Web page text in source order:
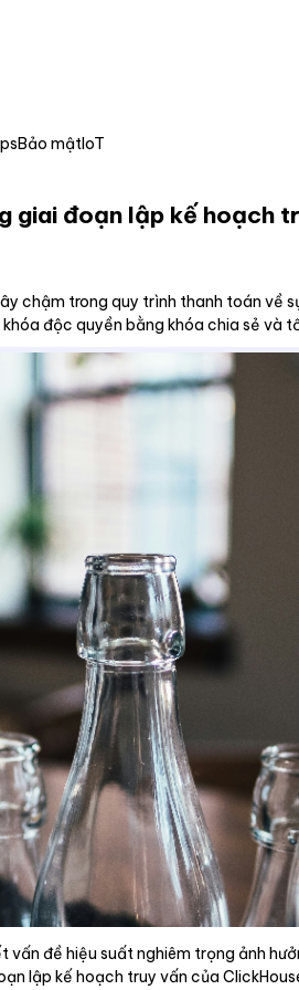
Bảo mậtIoT
đoạn lập kế hoạch
chậm trong quy trình thanh toán về
độc quyền bằng khóa chia sẻ và
đề hiệu suất nghiêm trọng ảnh
lập kế hoạch truy vấn của